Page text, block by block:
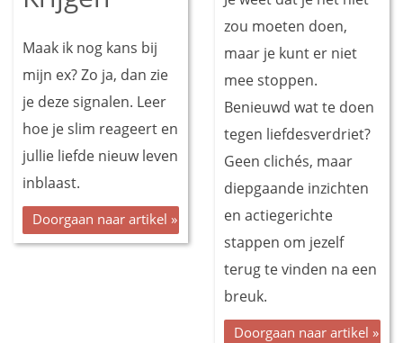
Maak ik nog kans bij
mijn ex? Zo ja, dan zie
je deze signalen. Leer
hoe je slim reageert en
jullie liefde nieuw leven
inblaast.
Doorgaan naar artikel »
zou moeten doen,
maar je kunt er niet
mee stoppen.
Benieuwd wat te doen
tegen liefdesverdriet?
Geen clichés, maar
diepgaande inzichten
en actiegerichte
stappen om jezelf
terug te vinden na een
breuk.
Doorgaan naar artikel »